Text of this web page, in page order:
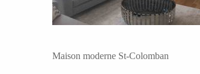
NAVIGATION
Maison moderne St-Colomban